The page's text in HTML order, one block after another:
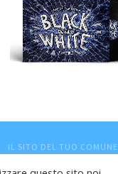
IL SITO DEL TUO COMUNE